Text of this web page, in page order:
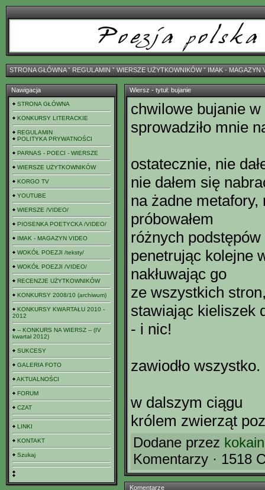
STRONA GŁÓWNAˇ REGULAMIN ˇ WIERSZE UŻYTKOWNIKÓWˇ IMAK - MAGAZYN
Nawigacja
STRONA GŁÓWNA
KONKURSY LITERACKIE
REGULAMIN
POLITYKA PRYWATNOŚCI
PARNAS - POECI - WIERSZE
WIERSZE UŻYTKOWNIKÓW
KORGO TV
YOUTUBE
WIERSZE /VIDEO/
PIOSENKA POETYCKA /VIDEO/
IMAK - MAGAZYN VIDEO
WOKÓŁ POEZJI /teksty/
WOKÓŁ POEZJI /VIDEO/
RECENZJE UŻYTKOWNIKÓW
KONKURSY 2008/10 (archiwum)
KONKURSY KWARTAŁU 2010 -
2012
-- KONKURS NA WIERSZ -- (IV
kwartał 2012)
SUKCESY
GALERIA FOTO
AKTUALNOŚCI
FORUM
CZAT
LINKI
KONTAKT
Szukaj
Wiersz - tytuł: bujanie
chwilowe bujanie
sprowadziło mnie
ostatecznie, nie
nie dałem się
na żadne
próbowałem
różnych podstępów
penetrując kolejne
nakłuwając go
ze wszystkich
stawiając kieliszek
- i nic!
zawiodło wszystko.
w dalszym ciągu
królem zwierząt
Dodane przez
Komentarzy · 1518
Komentarze